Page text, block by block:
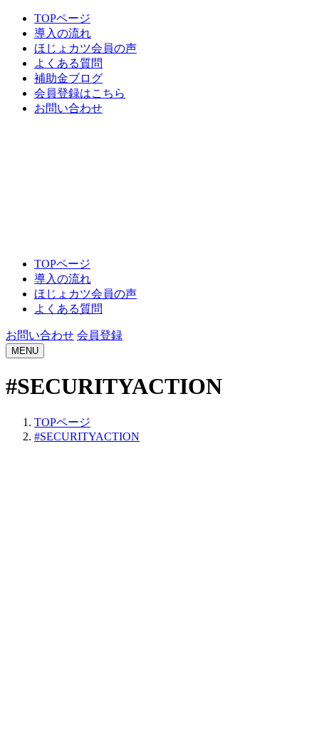
TOPページ
導入の流れ
ほじょカツ会員の声
よくある質問
補助金ブログ
会員登録はこちら
お問い合わせ
TOPページ
導入の流れ
ほじょカツ会員の声
よくある質問
お問い合わせ 会員登録
MENU
#SECURITYACTION
TOPページ
#SECURITYACTION